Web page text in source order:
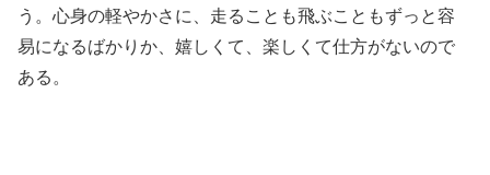
う。心身の軽やかさに、走ることも飛ぶこともずっと容
易になるばかりか、嬉しくて、楽しくて仕方がないので
ある。